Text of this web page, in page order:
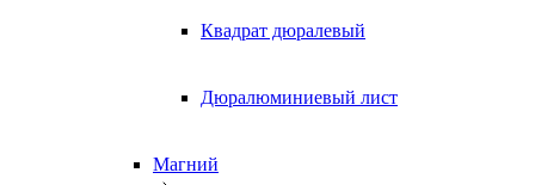
Квадрат дюралевый
Дюралюминиевый лист
Магний